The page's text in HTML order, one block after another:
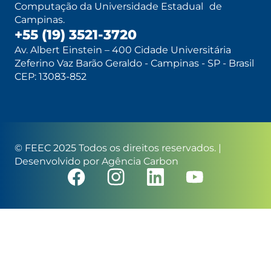
Computação da Universidade Estadual de
Campinas.
+55 (19) 3521-3720
Av. Albert Einstein – 400 Cidade Universitária
Zeferino Vaz Barão Geraldo - Campinas - SP - Brasil
CEP: 13083-852
© FEEC 2025 Todos os direitos reservados. |
Desenvolvido por Agência Carbon